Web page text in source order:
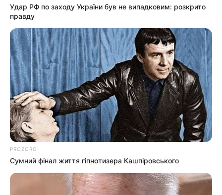
Удар РФ по заходу України був не випадковим: розкрито
правду
PROZORO
Сумний фінал життя гіпнотизера Кашпіровського